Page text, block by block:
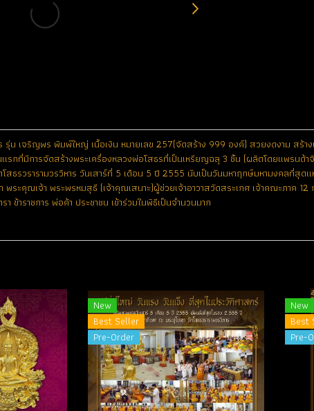
น เจริญพร พิมพ์ใหญ่ เนื้อเงิน หมายเลข 257(จัดสร้าง 999 องค์) สวยงดงาม สร้
รกที่มีการจัดสร้างพระเครื่องหลวงพ่อโสธรที่เป็นเหรียญฉลุ 3 ชิ้น (ผลิตโดยแพรน
ธรวรารามวรวิหาร วันเสาร์ที่ 5 เดือน 5 ปี 2555 นับเป็นวันมหาฤกษ์มหามงคลที่สุดแ
พระคุณเจ้า พระพรหมสุธี (เจ้าคุณเสนาะ)ผู้ช่วยเจ้าอาวาสวัดสระเกศ เจ้าคณะภาค
า ข้าราชการ พ่อค้า ประชาชน เข้าร่วมในพิธีเป็นจำนวนมาก
New
Best Seller
Pre-Order
New
Best
Pre-